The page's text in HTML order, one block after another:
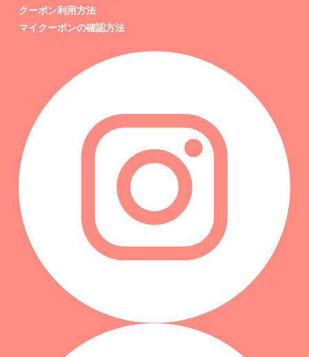
クーポン利用方法
マイクーポンの確認方法